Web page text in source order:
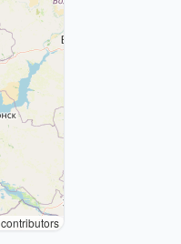
contributors